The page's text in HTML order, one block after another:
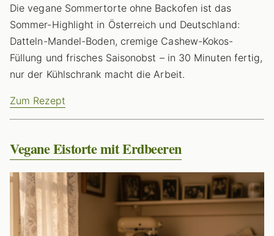
Die vegane Sommertorte ohne Backofen ist das
Sommer-Highlight in Österreich und Deutschland:
Datteln-Mandel-Boden, cremige Cashew-Kokos-
Füllung und frisches Saisonobst – in 30 Minuten fertig,
nur der Kühlschrank macht die Arbeit.
Zum Rezept
Vegane Eistorte mit Erdbeeren